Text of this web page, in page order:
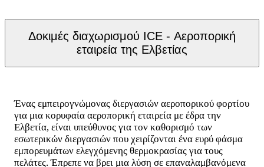
Δοκιμές διαχωρισμού ICE - Αεροπορική
εταιρεία της Ελβετίας
Ένας εμπειρογνώμονας διεργασιών αεροπορικού φορτίου
για μια κορυφαία αεροπορική εταιρεία με έδρα την
Ελβετία, είναι υπεύθυνος για τον καθορισμό των
εσωτερικών διεργασιών που χειρίζονται ένα ευρύ φάσμα
εμπορευμάτων ελεγχόμενης θερμοκρασίας για τους
πελάτες. Έπρεπε να βρει μια λύση σε επαναλαμβανόμενα